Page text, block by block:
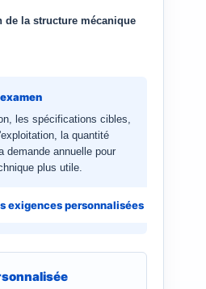
de la structure mécanique
les spécifications cibles,
la quantité
demande annuelle pour
plus utile.
exigences personnalisées